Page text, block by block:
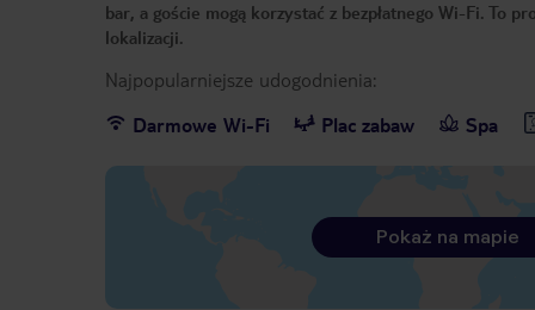
bar, a goście mogą korzystać z bezpłatnego Wi-Fi. To
lokalizacji.
Najpopularniejsze udogodnienia:
Darmowe Wi-Fi
Plac zabaw Spa
Pokaż na mapie